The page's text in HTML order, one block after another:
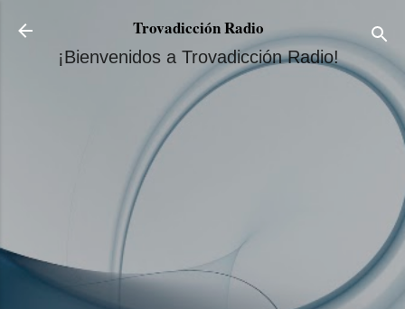
Ir al contenido principal
Trovadicción Radio
¡Bienvenidos a Trovadicción Radio!